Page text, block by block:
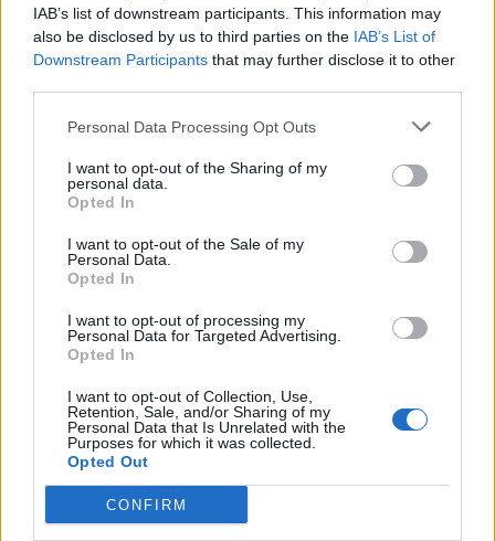
IAB’s list of downstream participants. This information may
also be disclosed by us to third parties on the IAB’s List of
Downstream Participants that may further disclose it to other
Personal Data Processing Opt Outs
I want to opt-out of the Sharing of my
personal data.
Opted In
I want to opt-out of the Sale of my
Personal Data.
Opted In
I want to opt-out of processing my
Personal Data for Targeted Advertising.
Opted In
I want to opt-out of Collection, Use,
Retention, Sale, and/or Sharing of my
Personal Data that Is Unrelated with the
Purposes for which it was collected.
Opted Out
CONFIRM
Leskeneläke ei kuulu kaikille –
Kela muistuttaa tärkeästä
2
MATKAILU
Finnairin lennoista osan lentää
jatkossa toinen lentoyhtiö –
matkustajille tärkeä rajoitus